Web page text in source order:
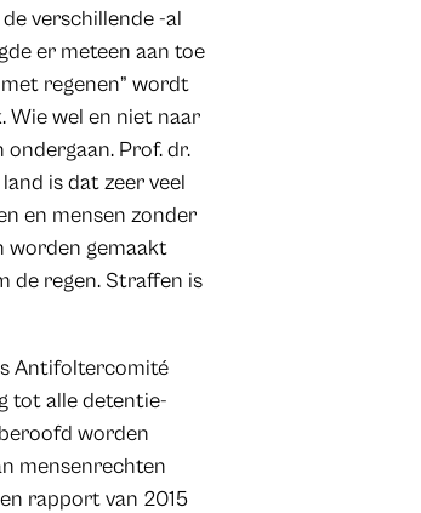
verschillende -al
er meteen aan toe
regenen” wordt
Wie wel en niet naar
Prof. dr.
is dat zeer veel
en mensen zonder
worden gemaakt
de regen. Straffen is
Antifoltercomité
tot alle detentie-
worden
mensenrechten
rapport van 2015